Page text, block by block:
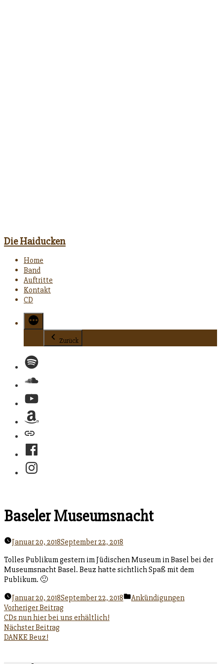
Die Haiducken
Home
Band
Auftritte
Kontakt
CD
Zurück
Spotify
Soundcloud
YouTube
Amazon
Facebook
Instagram
Baseler Museumsnacht
Januar 20, 2018September 22, 2018
Tolles Publikum gestern im Jüdischen Museum in Basel bei der
Museumsnacht Basel. Beuz hatte sichtlich Spaß mit dem
Publikum. 🙂
Januar 20, 2018September 22, 2018
Veröffentlicht
Ankündigungen
Beitragsnavigation
Vorheriger BeitragVorheriger
Beitrag:
CDs nun hier bei uns erhältlich!
Nächster BeitragNächster
DANKE Beuz!